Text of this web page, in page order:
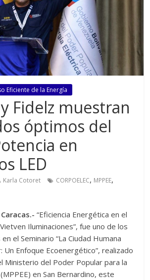
Eficiente de la Energía
Fidelz muestran
óptimos del
en
LED
Karla Cotoret CORPOELEC, MPPEE,
“Eficiencia Energética en el
Iluminaciones”, fue uno de los
el Seminario “La Ciudad Humana
Un Enfoque Ecoenergético”, realizado
Ministerio del Poder Popular para la
en San Bernardino, este